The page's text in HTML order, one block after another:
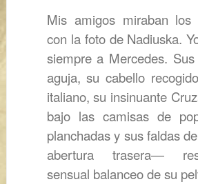
Mis amigos miraban los
con la foto de Nadiuska.
siempre a Mercedes.
aguja, su cabello
italiano, su insinuante
bajo las camisas de
planchadas y sus faldas
abertura trasera―
sensual balanceo de su